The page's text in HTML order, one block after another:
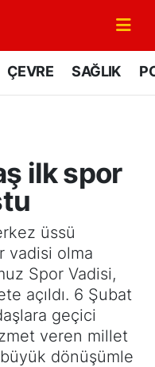
ÇEVRE SAĞLIK
ilk spor
üssü
vadisi olma
Spor Vadisi,
açıldı. 6 Şubat
geçici
veren millet
dönüşümle
ve Fikstür